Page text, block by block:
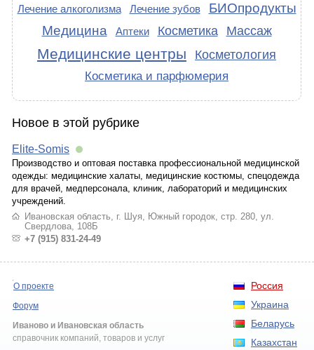
Лечение алкоголизма Лечение зубов
БИОпродукты
Медицина
Аптеки Косметика Массаж
Медицинские центры Косметология
Косметика и парфюмерия
Новое в этой рубрике
Elite-Somis
Производство и оптовая поставка профессиональной медицинской
одежды: медицинские халаты, медицинские костюмы, спецодежда
для врачей, медперсонала, клиник, лабораторий и медицинских
учреждений.
Ивановская область, г. Шуя, Южный городок, стр. 280, ул.
Свердлова, 108Б
+7 (915) 831-24-49
Россия
Украина
Беларусь
Казахстан
О проекте
Форум
Иваново и Ивановская область
справочник компаний, товаров и услуг